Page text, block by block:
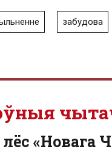
забудова
«Новага